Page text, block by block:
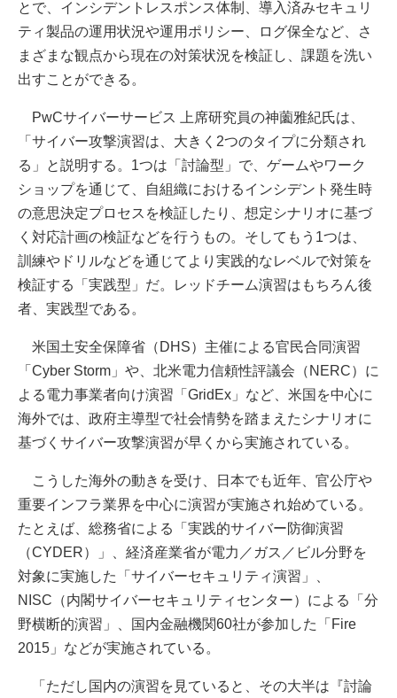
とで、インシデントレスポンス体制、導入済みセキュリ
ティ製品の運用状況や運用ポリシー、ログ保全など、さ
まざまな観点から現在の対策状況を検証し、課題を洗い
出すことができる。
PwCサイバーサービス 上席研究員の神薗雅紀氏は、
「サイバー攻撃演習は、大きく2つのタイプに分類され
る」と説明する。1つは「討論型」で、ゲームやワーク
ショップを通じて、自組織におけるインシデント発生時
の意思決定プロセスを検証したり、想定シナリオに基づ
く対応計画の検証などを行うもの。そしてもう1つは、
訓練やドリルなどを通じてより実践的なレベルで対策を
検証する「実践型」だ。レッドチーム演習はもちろん後
者、実践型である。
米国土安全保障省（DHS）主催による官民合同演習
「Cyber Storm」や、北米電力信頼性評議会（NERC）に
よる電力事業者向け演習「GridEx」など、米国を中心に
海外では、政府主導型で社会情勢を踏まえたシナリオに
基づくサイバー攻撃演習が早くから実施されている。
こうした海外の動きを受け、日本でも近年、官公庁や
重要インフラ業界を中心に演習が実施され始めている。
たとえば、総務省による「実践的サイバー防御演習
（CYDER）」、経済産業省が電力／ガス／ビル分野を
対象に実施した「サイバーセキュリティ演習」、
NISC（内閣サイバーセキュリティセンター）による「分
野横断的演習」、国内金融機関60社が参加した「Fire
2015」などが実施されている。
「ただし国内の演習を見ていると、その大半は『討論